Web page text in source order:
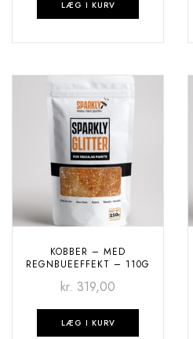
LÆG I KURV
KOBBER – MED
REGNBUEEFFEKT – 110G
kr. 319,00
LÆG I KURV